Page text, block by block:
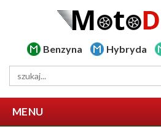
Benzyna Hybryda
MENU